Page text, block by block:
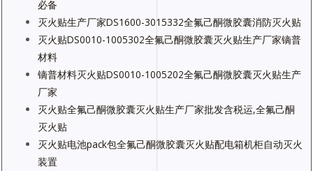
必备
灭火贴生产厂家DS1600-3015332全氟己酮微胶囊消防灭火贴
灭火贴DS0010-1005302全氟己酮微胶囊灭火贴生产厂家镝普
材料
镝普材料灭火贴DS0010-1005202全氟己酮微胶囊灭火贴生产
厂家
灭火贴全氟己酮微胶囊灭火贴生产厂家批发含税运,全氟己酮
灭火贴
灭火贴电池pack包全氟己酮微胶囊灭火贴配电箱机柜自动灭火
装置